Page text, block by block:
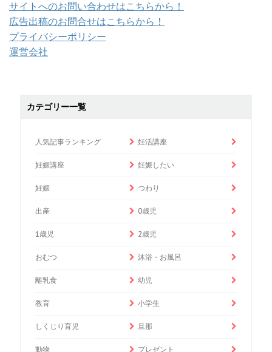
サイトへのお問い合わせはこちらから！
広告出稿のお問合せはこちらから！
プライバシーポリシー
運営会社
カテゴリー一覧
人気記事ランキング 妊活講座
妊娠講座 妊娠したい
妊娠 つわり
出産 0歳児
1歳児 2歳児
おむつ 沐浴・お風呂
離乳食 幼児
教育 小学生
しくじり育児 旦那
動物 プレゼント